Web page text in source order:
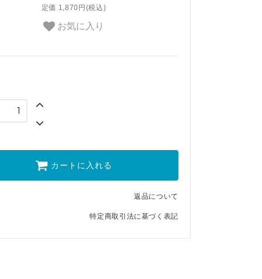
定価 1,870円(税込)
お気に入り
カートに入れる
返品について
特定商取引法に基づく表記